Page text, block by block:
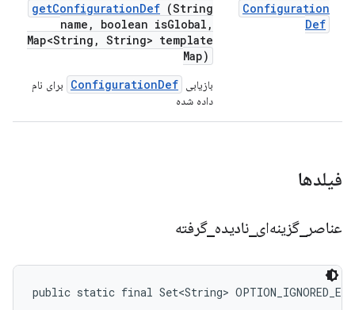
Configuration
Def
getConfigurationDef (String
name , boolean isGlobal ,
Map<String , String> template
Map)
بازیابی ConfigurationDef
برای نام
داده شده
فیلدها
عناصر _گزینه‌ای _نادیده _گرفته
public static final Set<String>